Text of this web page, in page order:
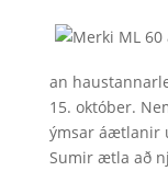
an
15. október.
ýmsar áætlanir
Sumir ætla að